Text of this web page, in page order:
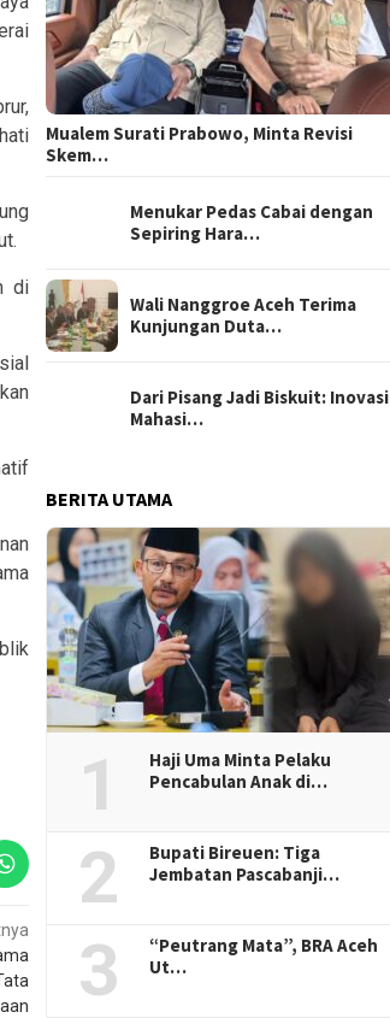
di
Mualem Surati Prabowo, Minta Revisi
Skem…
Menukar Pedas Cabai dengan
Sepiring Hara…
Wali Nanggroe Aceh Terima
Kunjungan Duta…
Dari Pisang Jadi Biskuit: Inovasi
Mahasi…
BERITA UTAMA
1
Haji Uma Minta Pelaku
Pencabulan Anak di…
2
Bupati Bireuen: Tiga
Jembatan Pascabanji…
3
“Peutrang Mata”, BRA Aceh
Ut…